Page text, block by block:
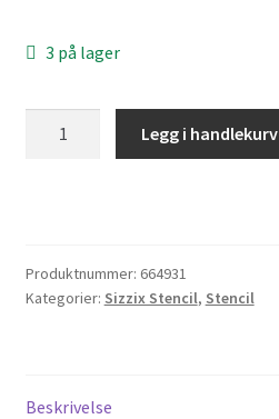
Tips og ideer
Vipps Checkout
3 på lager
antall
Legg i handlekurv
Produktnummer: 664931
Kategorier: Sizzix Stencil, Stencil
Beskrivelse